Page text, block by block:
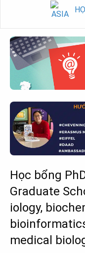
Học bổng
Graduate
iology,
medical